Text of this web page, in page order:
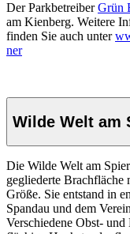
Der ParkbetreiberGrün
am Kienberg. Weitere
finden Sie auch unter
ner
Wilde Welt am
Die Wilde Welt am
gegliederte Brachfläche
Größe. Sie entstand in
Spandau und dem
Verschiedene Obst-